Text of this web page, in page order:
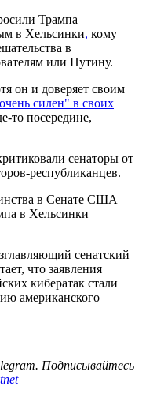
Трампа
в Хельсинки, кому
в
или Путину.
он и доверяет своим
силен" в своих
то посередине,
сенаторы от
республиканцев.
в Сенате США
в Хельсинки
сенатский
что заявления
кибератак стали
американского
Подписывайтесь